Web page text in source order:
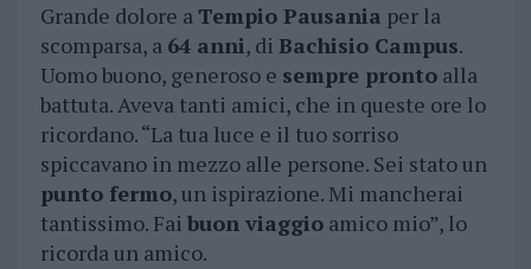
Grande dolore aTempio Pausania per la
scomparsa, a 64 anni, di Bachisio Campus.
Uomo buono, generoso e sempre prontoalla
battuta. Aveva tanti amici, che in queste ore lo
ricordano. “La tua luce e il tuo sorriso
spiccavano in mezzo alle persone. Sei stato un
punto fermo, un ispirazione. Mi mancherai
tantissimo. Fai buon viaggioamico mio”, lo
ricorda un amico.